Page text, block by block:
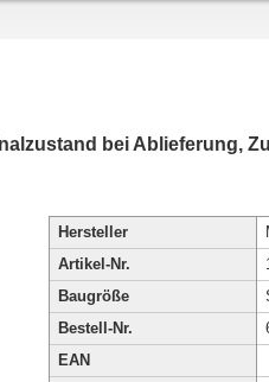
bei Ablieferung,
Hersteller
Artikel-Nr.
Baugröße
Bestell-Nr.
EAN